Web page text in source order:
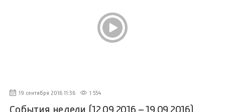
19 сентября 2016 11:36 1 554
События недели (12.09.2016 – 19.09.2016)